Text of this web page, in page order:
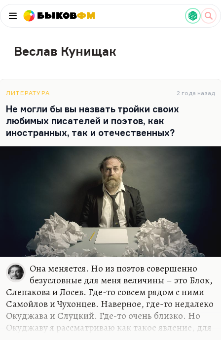
БыковФМ
Веслав Кунищак
ЛИТЕРАТУРА 2 года назад
Не могли бы вы назвать тройки своих
любимых писателей и поэтов, как
иностранных, так и отечественных?
Она меняется. Но из поэтов совершенно
безусловные для меня величины – это Блок,
Слепакова и Лосев. Где-то совсем рядом с ними
Самойлов и Чухонцев. Наверное, где-то недалеко
Окуджава и Слуцкий. Где-то очень близко. Но
Окуджаву я рассматриваю как такое явление, для